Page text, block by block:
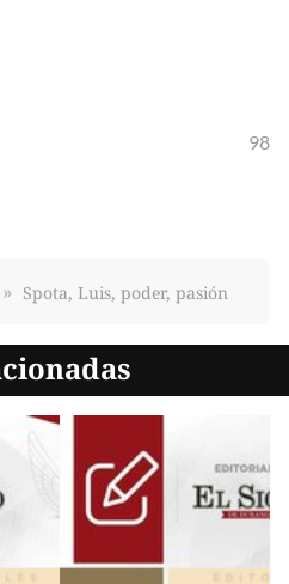
98
Spota, Luis, poder, pasión